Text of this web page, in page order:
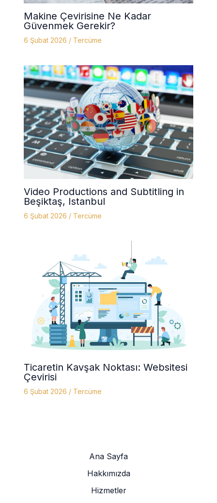
Makine Çevirisine Ne Kadar
Güvenmek Gerekir?
6 Şubat 2026 / Tercüme
Video Productions and Subtitling in
Beşiktaş, Istanbul
6 Şubat 2026 / Tercüme
Ticaretin Kavşak Noktası: Websitesi
Çevirisi
6 Şubat 2026 / Tercüme
Ana Sayfa
Hakkımızda
Hizmetler